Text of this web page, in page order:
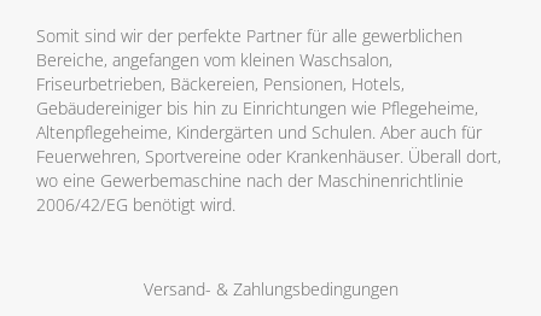
Somit sind wir der perfekte Partner für alle gewerblichen
Bereiche, angefangen vom kleinen Waschsalon,
Friseurbetrieben, Bäckereien, Pensionen, Hotels,
Gebäudereiniger bis hin zu Einrichtungen wie Pflegeheime,
Altenpflegeheime, Kindergärten und Schulen. Aber auch für
Feuerwehren, Sportvereine oder Krankenhäuser. Überall dort,
wo eine Gewerbemaschine nach der Maschinenrichtlinie
2006/42/EG benötigt wird.
Versand- & Zahlungsbedingungen